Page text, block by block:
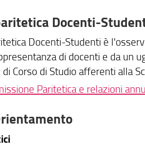
Docenti-
Docenti-Studenti è
di docenti e da un
Corso di Studio afferenti alla
Paritetica e relazioni